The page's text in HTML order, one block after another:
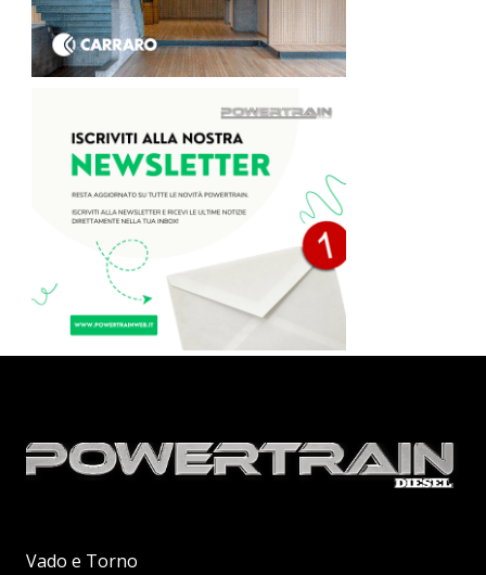
Vado e Torno